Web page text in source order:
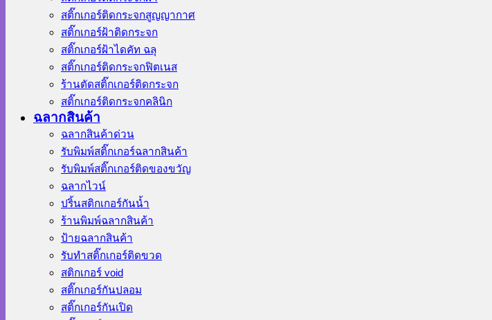
สติ๊กเกอร์ติดกระจกสูญญากาศ
สติ๊กเกอร์ฝ้าติดกระจก
สติ๊กเกอร์ฝ้าไดคัท ฉลุ
สติ๊กเกอร์ติดกระจกฟิตเนส
ร้านตัดสติ๊กเกอร์ติดกระจก
สติ๊กเกอร์ติดกระจกคลินิก
ฉลากสินค้า
ฉลากสินค้าด่วน
รับพิมพ์สติ๊กเกอร์ฉลากสินค้า
รับพิมพ์สติ๊กเกอร์ติดของขวัญ
ฉลากไวน์
ปริ้นสติกเกอร์กันน้ำ
ร้านพิมพ์ฉลากสินค้า
ป้ายฉลากสินค้า
รับทำสติ๊กเกอร์ติดขวด
สติกเกอร์ void
สติ๊กเกอร์กันปลอม
สติ๊กเกอร์กันเปิด